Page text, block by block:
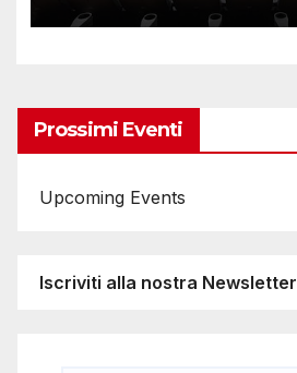
Prossimi Eventi
Upcoming Events
Iscriviti alla nostra Newsletter